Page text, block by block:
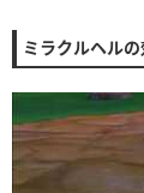
ミラクルヘル